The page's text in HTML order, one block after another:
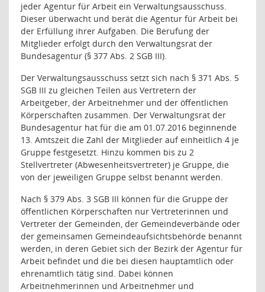
jeder Agentur für Arbeit ein Verwaltungsausschuss.
Dieser überwacht und berät die Agentur für Arbeit bei
der Erfüllung ihrer Aufgaben. Die Berufung der
Mitglieder erfolgt durch den Verwaltungsrat der
Bundesagentur (§ 377 Abs. 2 SGB III).
Der Verwaltungsausschuss setzt sich nach § 371 Abs. 5
SGB III zu gleichen Teilen aus Vertretern der
Arbeitgeber, der Arbeitnehmer und der öffentlichen
Körperschaften zusammen. Der Verwaltungsrat der
Bundesagentur hat für die am 01.07.2016 beginnende
13. Amtszeit die Zahl der Mitglieder auf einheitlich 4 je
Gruppe festgesetzt. Hinzu kommen bis zu 2
Stellvertreter (Abwesenheitsvertreter) je Gruppe, die
von der jeweiligen Gruppe selbst benannt werden.
Nach § 379 Abs. 3 SGB III können für die Gruppe der
öffentlichen Körperschaften nur Vertreterinnen und
Vertreter der Gemeinden, der Gemeindeverbände oder
der gemeinsamen Gemeindeaufsichtsbehörde benannt
werden, in deren Gebiet sich der Bezirk der Agentur für
Arbeit befindet und die bei diesen hauptamtlich oder
ehrenamtlich tätig sind. Dabei können
Arbeitnehmerinnen und Arbeitnehmer und